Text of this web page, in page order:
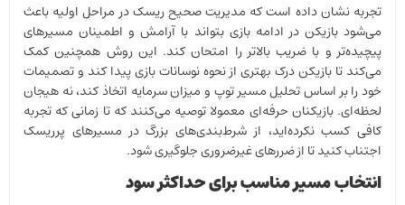
تجربه نشان داده است که مدیریت صحیح ریسک در مراحل اولیه باعث
می‌شود بازیکن در ادامه بازی بتواند با آرامش و اطمینان مسیرهای
پیچیده‌تر و با ضریب بالاتر را امتحان کند. این روش همچنین کمک
می‌کند تا بازیکن درک بهتری از نحوه نوسانات بازی پیدا کند و تصمیمات
خود را بر اساس تحلیل مسیر توپ و میزان سرمایه اتخاذ کند، نه هیجان
لحظه‌ای. بازیکنان حرفه‌ای معمولا توصیه می‌کنند که تا زمانی که تجربه
کافی کسب نکرده‌اید، از شرط‌بندی‌های بزرگ در مسیرهای پرریسک
اجتناب کنید تا از ضررهای غیرضروری جلوگیری شود.
انتخاب مسیر مناسب برای حداکثر سود